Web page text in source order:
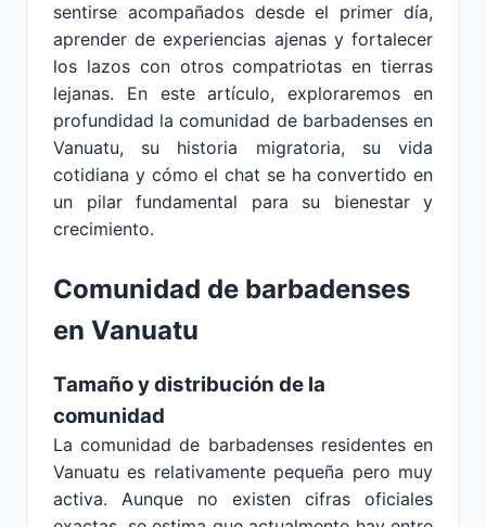
sentirse acompañados desde el primer día,
aprender de experiencias ajenas y fortalecer
los lazos con otros compatriotas en tierras
lejanas. En este artículo, exploraremos en
profundidad la comunidad de barbadenses en
Vanuatu, su historia migratoria, su vida
cotidiana y cómo el chat se ha convertido en
un pilar fundamental para su bienestar y
crecimiento.
Comunidad de barbadenses
en Vanuatu
Tamaño y distribución de la
comunidad
La comunidad de barbadenses residentes en
Vanuatu es relativamente pequeña pero muy
activa. Aunque no existen cifras oficiales